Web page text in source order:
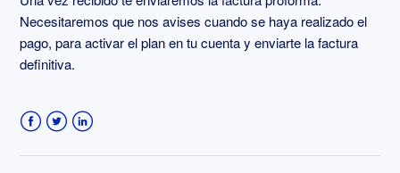
Necesitaremos que nos avises cuando se haya realizado el
pago, para activar el plan en tu cuenta y enviarte la factura
definitiva.